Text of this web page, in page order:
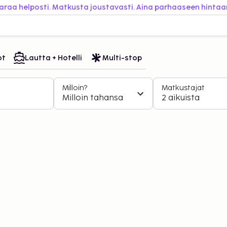
helposti. Matkusta joustavasti. Aina parhaaseen
Lautta + Hotelli Multi-stop
Milloin?
Milloin tahansa
Matkustajat
2 aikuista